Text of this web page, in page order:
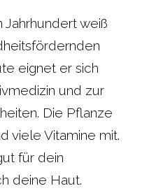
weiß
eignet er sich
und zur
Die Pflanze
viele Vitamine mit.
für dein
deine Haut.